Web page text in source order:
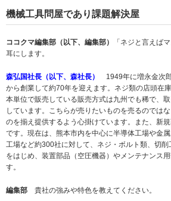
機械工具問屋であり課題解決屋
ココクマ編集部（以下、編集部）
「ネジと言えば
耳にします。
森弘国社長（以下、森社長）
1949年に増永金次
から創業して約70年を迎えます。ネジ類の店頭在
本単位で販売している販売方式は九州でも稀で、
しています。こちらが売りたいものを売るのでは
のを揃え提供するよう心掛けています。また、新
です。現在は、熊本市内を中心に半導体工場や金
工場など約300社に対して、ネジ・ボルト類、切
をはじめ、装置部品（空圧機器）やメンテナンス
す。
編集部 貴社の強みや特色を教えてください。